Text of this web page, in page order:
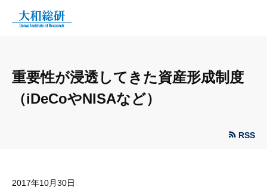
重要性が浸透してきた資産形成制度
（iDeCoやNISAなど）
RSS
2017年10月30日